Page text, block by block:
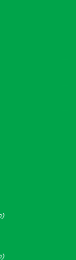
như đạp xe,